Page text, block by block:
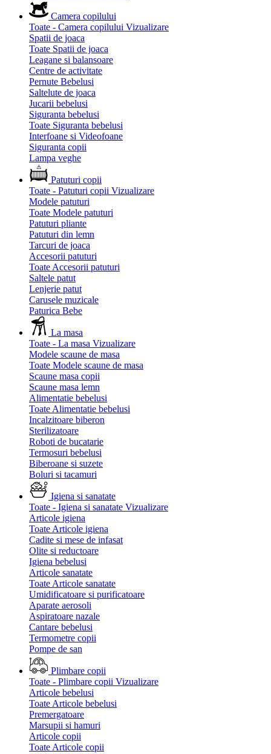
Camera copilului
Toate - Camera copilului Vizualizare
Spatii de joaca
Toate Spatii de joaca
Leagane si balansoare
Centre de activitate
Pernute Bebelusi
Saltelute de joaca
Jucarii bebelusi
Siguranta bebelusi
Toate Siguranta bebelusi
Interfoane si Videofoane
Siguranta copii
Lampa veghe
Patuturi copii
Toate - Patuturi copii Vizualizare
Modele patuturi
Toate Modele patuturi
Patuturi pliante
Patuturi din lemn
Tarcuri de joaca
Accesorii patuturi
Toate Accesorii patuturi
Saltele patut
Lenjerie patut
Carusele muzicale
Paturica Bebe
La masa
Toate - La masa Vizualizare
Modele scaune de masa
Toate Modele scaune de masa
Scaune masa copii
Scaune masa lemn
Alimentatie bebelusi
Toate Alimentatie bebelusi
Incalzitoare biberon
Sterilizatoare
Roboti de bucatarie
Termosuri bebelusi
Biberoane si suzete
Boluri si tacamuri
Igiena si sanatate
Toate - Igiena si sanatate Vizualizare
Articole igiena
Toate Articole igiena
Cadite si mese de infasat
Olite si reductoare
Igiena bebelusi
Articole sanatate
Toate Articole sanatate
Umidificatoare si purificatoare
Aparate aerosoli
Aspiratoare nazale
Cantare bebelusi
Termometre copii
Pompe de san
Plimbare copii
Toate - Plimbare copii Vizualizare
Articole bebelusi
Toate Articole bebelusi
Premergatoare
Marsupii si hamuri
Articole copii
Toate Articole copii